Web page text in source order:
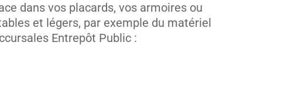
dans vos placards, vos armoires ou
et légers, par exemple du matériel
Entrepôt Public :